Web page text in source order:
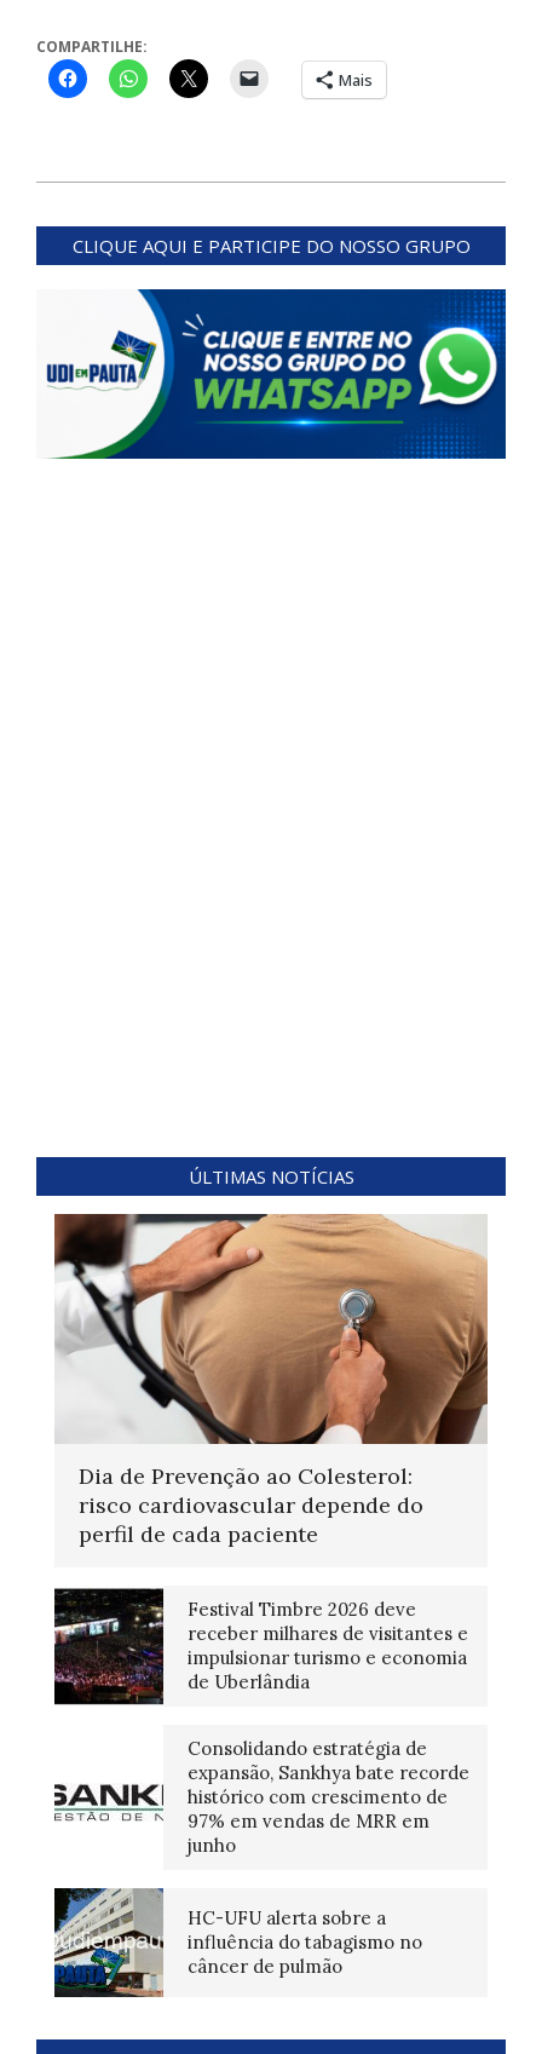
COMPARTILHE:
Mais
04-
CLIQUE AQUI E PARTICIPE DO NOSSO GRUPO
ÚLTIMAS NOTÍCIAS
Dia de Prevenção ao Colesterol:
risco cardiovascular depende do
perfil de cada paciente
Festival Timbre 2026 deve
receber milhares de visitantes e
impulsionar turismo e economia
de Uberlândia
Consolidando estratégia de
expansão, Sankhya bate recorde
histórico com crescimento de
97% em vendas de MRR em
junho
HC-UFU alerta sobre a
influência do tabagismo no
câncer de pulmão